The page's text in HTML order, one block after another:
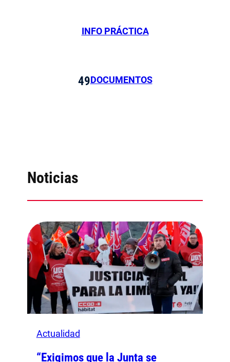
INFO PRÁCTICA
49DOCUMENTOS
Noticias
Actualidad
“Exigimos que la Junta se